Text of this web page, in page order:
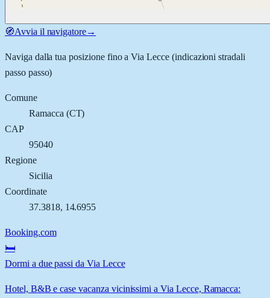
🧭Avvia il navigatore→
Naviga dalla tua posizione fino aVia Lecce(indicazioni stradali
passo passo)
Comune
Ramacca (CT)
CAP
95040
Regione
Sicilia
Coordinate
37.3818, 14.6955
Booking.com
🛏️
Dormi a due passi da Via Lecce
Hotel, B&B e case vacanza vicinissimi a Via Lecce, Ramacca: